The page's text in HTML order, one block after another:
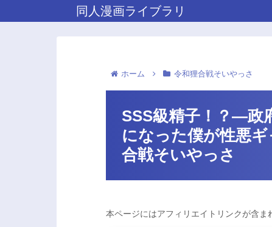
同人漫画ライブラリ
ホーム 令和狸合戦そいやっさ
SSS級精子！？―政
になった僕が性悪
合戦そいやっさ
本ページにはアフィリエイトリンクが含ま